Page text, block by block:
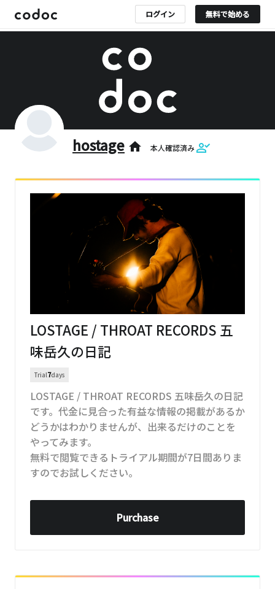
ログイン 無料で始める
hostage home 本人確認済み
LOSTAGE / THROAT RECORDS 五
味岳久の日記
Trial7days
LOSTAGE / THROAT RECORDS 五味岳久の日記
です。代金に見合った有益な情報の掲載があるか
どうかはわかりませんが、出来るだけのことを
やってみます。
無料で閲覧できるトライアル期間が7日間ありま
すのでお試しください。
Purchase